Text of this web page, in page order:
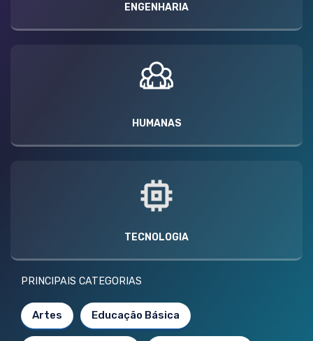
ENGENHARIA
HUMANAS
TECNOLOGIA
PRINCIPAIS CATEGORIAS
Artes Educação Básica